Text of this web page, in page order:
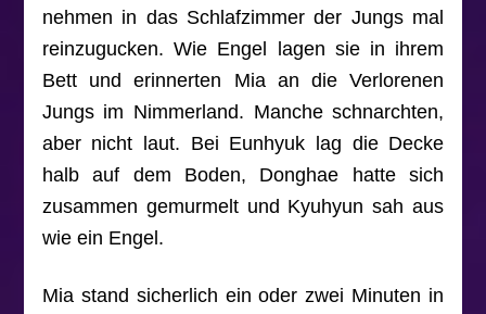
nehmen in das Schlafzimmer der Jungs mal
reinzugucken. Wie Engel lagen sie in ihrem
Bett und erinnerten Mia an die Verlorenen
Jungs im Nimmerland. Manche schnarchten,
aber nicht laut. Bei Eunhyuk lag die Decke
halb auf dem Boden, Donghae hatte sich
zusammen gemurmelt und Kyuhyun sah aus
wie ein Engel.
Mia stand sicherlich ein oder zwei Minuten in